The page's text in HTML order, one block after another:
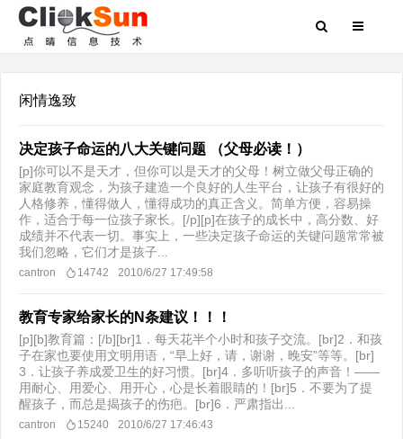
闲情逸致
决定孩子命运的八大关键问题 （父母必读！）
[p]你可以不是天才，但你可以是天才的父母！树立做父母正确的
家庭教育观念，为孩子建造一个良好的人生平台，让孩子有很好的
人格修养，懂得做人，懂得成功的真正含义。简单方便，容易操
作，适合于每一位孩子家长。[/p][p]在孩子的成长中，高分数、好
成绩并不代表一切。事实上，一些决定孩子命运的关键问题常常被
我们忽略，它们才是孩子...
cantron 14742 2010/6/27 17:49:58
教育专家给家长的N条建议！！！
[p][b]教育篇：[/b][br]1．每天花半个小时和孩子交流。[br]2．和孩
子在家也要使用文明用语，“早上好，请，谢谢，晚安”等等。[br]
3．让孩子养成爱卫生的好习惯。[br]4．多听听孩子的声音！——
用耐心、用爱心、用开心，心是长着眼睛的！[br]5．不要为了提
醒孩子，而总是揭孩子的伤疤。[br]6．严肃指出...
cantron 15240 2010/6/27 17:46:43